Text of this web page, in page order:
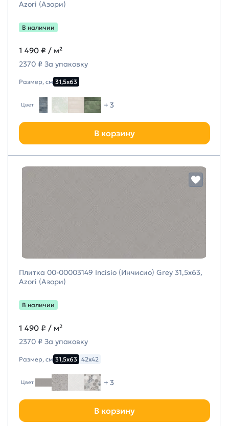
Azori (Азори)
В наличии
1 490 ₽ / м²
2370 ₽ За упаковку
Размер, см 31,5х63
Цвет + 3
В корзину
Плитка 00-00003149 Incisio (Инчисио) Grey 31,5х63,
Azori (Азори)
В наличии
1 490 ₽ / м²
2370 ₽ За упаковку
Размер, см 31,5х63 42х42
Цвет + 3
В корзину